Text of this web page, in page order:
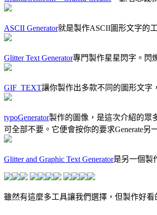
ASCII Generator就是製作ASCII圖形文字的
Glitter Text Generator專門製作星星閃字。閃
GIF_TEXT讓你製作出多款不同的圖形文字
typoGenerator製作的圖像，是這次介紹的眾
可全部不要。它便會按你的要求Generate
Glitter and Graphic Text Generator是另一個製
雖然有這麼多工具讓我們選擇，但製作好